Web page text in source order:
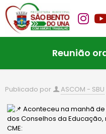
Reunião
Publicado por ASCOM - SBU
Aconteceu na manhã de
dos Conselhos da
CME: